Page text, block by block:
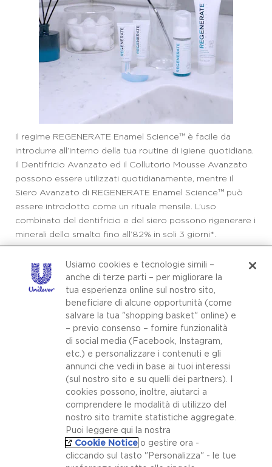
Il regime REGENERATE Enamel Science™ è facile da
introdurre all’interno della tua routine di igiene quotidiana.
Il Dentifricio Avanzato ed il Collutorio Mousse Avanzato
possono essere utilizzati quotidianamente, mentre il
Siero Avanzato di REGENERATE Enamel Science™ può
essere introdotto come un rituale mensile. L’uso
combinato del dentifricio e del siero possono rigenerare i
minerali dello smalto fino all’82% in soli 3 giorni*.
*Dimostrato da test in vitro sulla misurazione della durezza dello smalto
dopo 3 giorni di uso combinato di Siero Avanzato e Dentifricio Avanzato.
SCOPRI IL REGIME
LEGGI DI PIÙ
Usiamo cookies e tecnologie simili –
anche di terze parti – per migliorare la
tua esperienza online sul nostro sito,
beneficiare di alcune opportunità (come
salvare la tua "shopping basket" online) e
– previo consenso – fornire funzionalità
di social media (Facebook, Instagram,
etc.) e personalizzare i contenuti e gli
annunci che vedi in base ai tuoi interessi
(sul nostro sito e su quelli dei partners). I
cookies possono, inoltre, aiutarci a
comprendere le modalità di utilizzo del
nostro sito tramite statistiche aggregate.
Puoi leggere qui la nostra
Cookie Notice o gestire ora -
cliccando sul tasto "Personalizza" - le tue